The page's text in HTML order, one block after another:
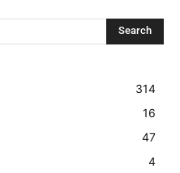
Search
314
16
47
4